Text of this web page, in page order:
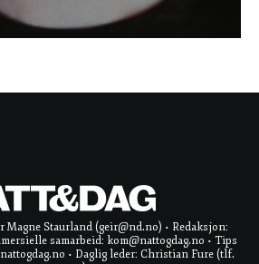
Magne Staurland (geir@nd.no) • Redaksjon:
samarbeid: kom@nattogdag.no • Tips
• Daglig leder: Christian Fure (tlf.